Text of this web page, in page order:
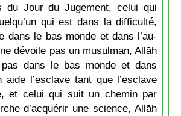
du Jour du Jugement, celui qui
qui est dans la difficulté,
dans le bas monde et dans l’au-
dévoile pas un musulman, Allāh
dans le bas monde et dans
aide l’esclave tant que l’esclave
et celui qui suit un chemin par
d’acquérir une science, Allāh